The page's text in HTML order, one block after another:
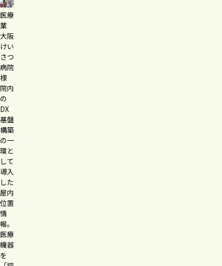
医療
業
大阪
けい
さつ
病院
様
院内
の
DX
基盤
構築
の一
環と
して
導入
した
屋内
位置
情
報。
医療
機器
を